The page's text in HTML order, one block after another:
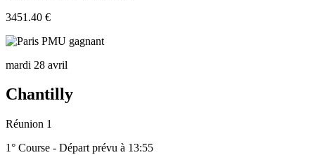
3451.40 €
mardi 28 avril
Chantilly
Réunion 1
1° Course - Départ prévu à 13:55